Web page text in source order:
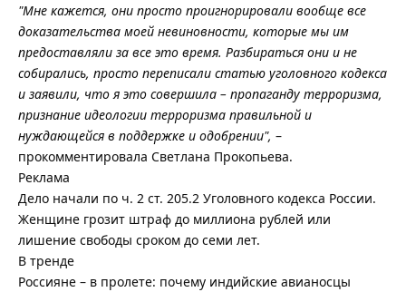
"Мне кажется, они просто проигнорировали вообще все
доказательства моей невиновности, которые мы им
предоставляли за все это время. Разбираться они и не
собирались, просто переписали статью уголовного кодекса
и заявили, что я это совершила – пропаганду терроризма,
признание идеологии терроризма правильной и
нуждающейся в поддержке и одобрении", –
прокомментировала Светлана Прокопьева.
Реклама
Дело начали по ч. 2 ст. 205.2 Уголовного кодекса России.
Женщине грозит штраф до миллиона рублей или
лишение свободы сроком до семи лет.
В тренде
Россияне – в пролете: почему индийские авианосцы